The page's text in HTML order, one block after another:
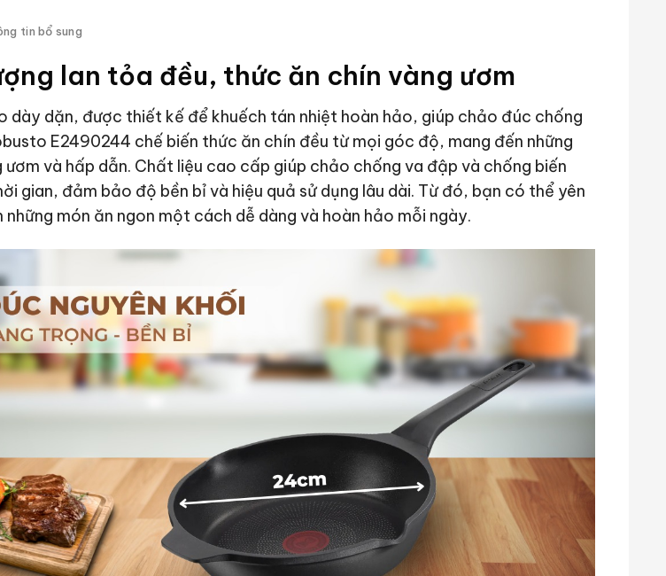
tin bổ sung
lan tỏa đều, thức ăn chín vàng ươm
dày dặn, được thiết kế để khuếch tán nhiệt hoàn hảo, giúp chảo đúc chống
E2490244 chế biến thức ăn chín đều từ mọi góc độ, mang đến những
ươm và hấp dẫn. Chất liệu cao cấp giúp chảo chống va đập và chống biến
gian, đảm bảo độ bền bỉ và hiệu quả sử dụng lâu dài. Từ đó, bạn có thể yên
những món ăn ngon một cách dễ dàng và hoàn hảo mỗi ngày.